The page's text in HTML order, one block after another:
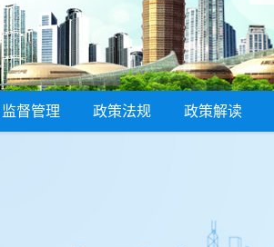
监督管理 政策法规 政策解读